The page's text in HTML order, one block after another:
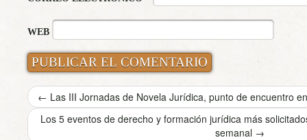
WEB
← Las III Jornadas de Novela Jurídica, punto de encuentro
Los 5 eventos de derecho y formación jurídica más
semanal →